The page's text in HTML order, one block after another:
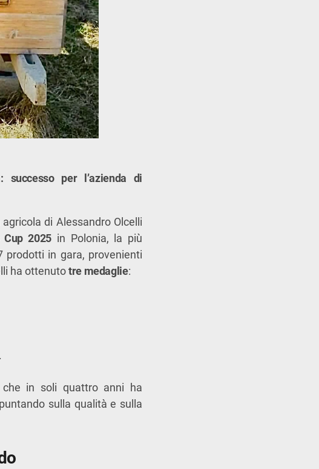
successo per l’azienda di
di Alessandro Olcelli
Cup 2025 in Polonia, la più
prodotti in gara, provenienti
ha ottenutotre medaglie:
che in soli quattro anni ha
sulla qualità e sulla